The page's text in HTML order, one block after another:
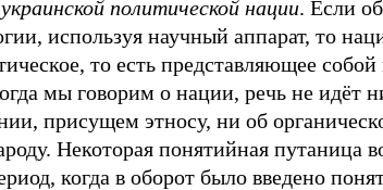
украинской политической нации. Если
используя научный аппарат, то
то есть представляющее
мы говорим о нации, речь не идёт
присущем этносу, ни об
Некоторая понятийная путаница
когда в оборот было введено